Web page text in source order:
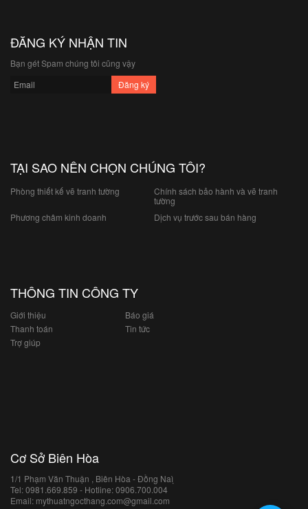
ĐĂNG KÝ NHẬN TIN
Bạn gét Spam chúng tôi cũng vậy
TẠI SAO NÊN CHỌN CHÚNG TÔI?
Phòng thiết kế vẽ tranh tường
Chính sách bảo hành và vẽ tranh
tường
Phương châm kinh doanh
Dịch vụ trước sau bán hàng
THÔNG TIN CÔNG TY
Giới thiệu
Báo giá
Thanh toán
Tin tức
Trợ giúp
Cơ Sở Biên Hòa
1/1 Phạm Văn Thuận , Biên Hòa - Đồng Naì ̣
Tel: 0981.669.859 - Hotline: 0906.700.004
Email: mythuatngocthang.com@gmail.com